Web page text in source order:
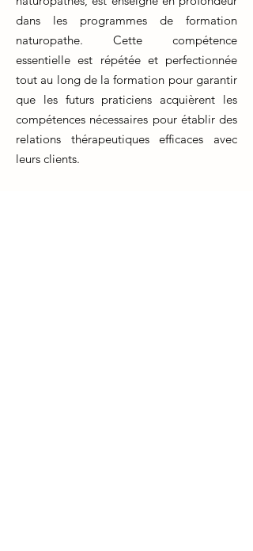
dans les programmes de formation
naturopathe. Cette compétence
essentielle est répétée et perfectionnée
tout au long de la formation pour garantir
que les futurs praticiens acquièrent les
compétences nécessaires pour établir des
relations thérapeutiques efficaces avec
leurs clients.